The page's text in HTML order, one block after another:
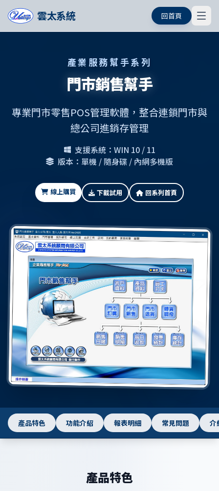
雲太系統 回首頁
產業服務幫手系列
門市銷售幫手
專業門市零售POS管理軟體，整合連鎖門市與
總公司進銷存管理
支援系統：WIN 10 / 11
版本：單機 / 隨身碟 / 內網多機版
線上購買 下載試用 回系列首頁
產品特色 功能介紹 報表明細 常見問題 介
產品特色